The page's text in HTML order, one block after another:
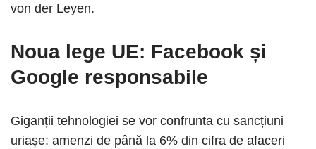
von der Leyen.
Noua lege UE: Facebook și
Google responsabile
Giganții tehnologiei se vor confrunta cu sancțiuni
uriașe: amenzi de până la 6% din cifra de afaceri